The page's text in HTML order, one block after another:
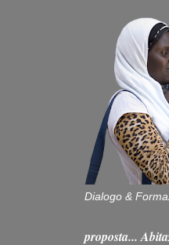
Dialogo &
proposta...